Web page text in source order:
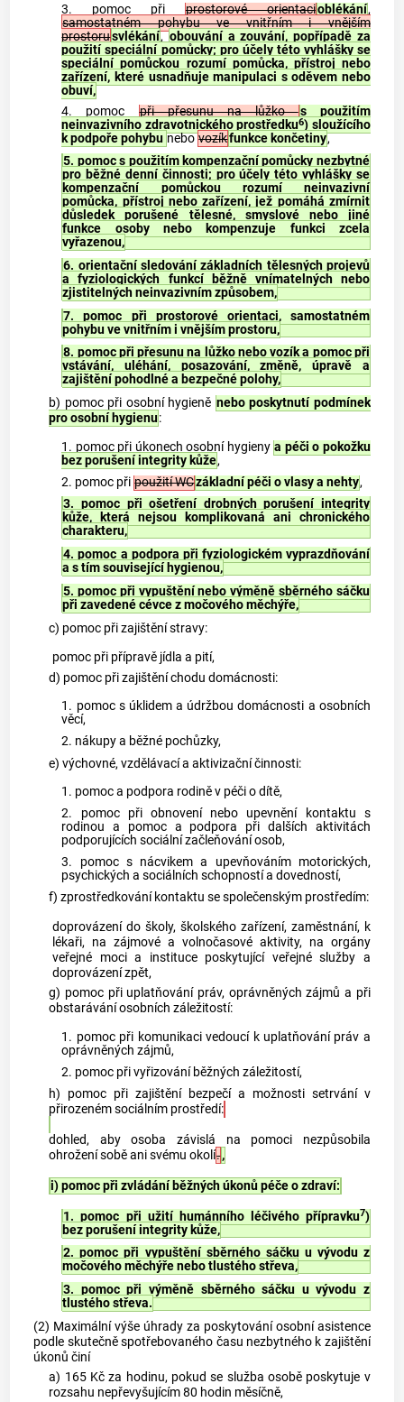
3. pomoc při prostorové orientacioblékání,
samostatném pohybu ve vnitřním i vnějším
prostorusvlékání,obouvání a zouvání, popřípadě za
použití speciální pomůcky; pro účely této vyhlášky se
speciální pomůckou rozumí pomůcka, přístroj nebo
zařízení, které usnadňuje manipulaci s oděvem nebo
obuví,
4. pomoc při přesunu na lůžkos použitím
neinvazivního zdravotnického prostředku6) sloužícího
k podpoře pohybu nebovozíkfunkce končetiny,
5. pomoc s použitím kompenzační pomůcky nezbytné
pro běžné denní činnosti; pro účely této vyhlášky se
kompenzační pomůckou rozumí neinvazivní
pomůcka, přístroj nebo zařízení, jež pomáhá zmírnit
důsledek porušené tělesné, smyslové nebo jiné
funkce osoby nebo kompenzuje funkci zcela
vyřazenou,
6. orientační sledování základních tělesných projevů
a fyziologických funkcí běžně vnímatelných nebo
zjistitelných neinvazivním způsobem,
7. pomoc při prostorové orientaci, samostatném
pohybu ve vnitřním i vnějším prostoru,
8. pomoc při přesunu na lůžko nebo vozík a pomoc při
vstávání, uléhání, posazování, změně, úpravě a
zajištění pohodlné a bezpečné polohy,
b) pomoc při osobní hygieně nebo poskytnutí podmínek
pro osobní hygienu:
1. pomoc při úkonech osobní hygieny a péči o pokožku
bez porušení integrity kůže,
2. pomoc při použití WCzákladní péči o vlasy a nehty,
3. pomoc při ošetření drobných porušení integrity
kůže, která nejsou komplikovaná ani chronického
charakteru,
4. pomoc a podpora při fyziologickém vyprazdňování
a s tím související hygienou,
5. pomoc při vypuštění nebo výměně sběrného sáčku
při zavedené cévce z močového měchýře,
c) pomoc při zajištění stravy:
pomoc při přípravě jídla a pití,
d) pomoc při zajištění chodu domácnosti:
1. pomoc s úklidem a údržbou domácnosti a osobních
věcí,
2. nákupy a běžné pochůzky,
e) výchovné, vzdělávací a aktivizační činnosti:
1. pomoc a podpora rodině v péči o dítě,
2. pomoc při obnovení nebo upevnění kontaktu s
rodinou a pomoc a podpora při dalších aktivitách
podporujících sociální začleňování osob,
3. pomoc s nácvikem a upevňováním motorických,
psychických a sociálních schopností a dovedností,
f) zprostředkování kontaktu se společenským prostředím:
doprovázení do školy, školského zařízení, zaměstnání, k
lékaři, na zájmové a volnočasové aktivity, na orgány
veřejné moci a instituce poskytující veřejné služby a
doprovázení zpět,
g) pomoc při uplatňování práv, oprávněných zájmů a při
obstarávání osobních záležitostí:
1. pomoc při komunikaci vedoucí k uplatňování práv a
oprávněných zájmů,
2. pomoc při vyřizování běžných záležitostí,
h) pomoc při zajištění bezpečí a možnosti setrvání v
přirozeném sociálním prostředí:
dohled, aby osoba závislá na pomoci nezpůsobila
ohrožení sobě ani svému okolí.,
i) pomoc při zvládání běžných úkonů péče o zdraví:
1. pomoc při užití humánního léčivého přípravku7)
bez porušení integrity kůže,
2. pomoc při vypuštění sběrného sáčku u vývodu z
močového měchýře nebo tlustého střeva,
3. pomoc při výměně sběrného sáčku u vývodu z
tlustého střeva.
(2) Maximální výše úhrady za poskytování osobní asistence
podle skutečně spotřebovaného času nezbytného k zajištění
úkonů činí
a) 165 Kč za hodinu, pokud se služba osobě poskytuje v
rozsahu nepřevyšujícím 80 hodin měsíčně,